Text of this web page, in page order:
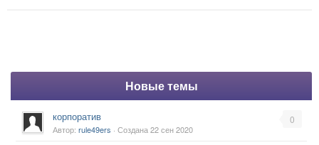
Новые темы
0
корпоратив
Автор: rule49ers · Создана22 сен 2020